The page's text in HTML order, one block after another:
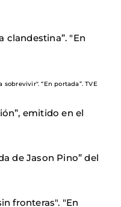
clandestina”. "En
“En portada”. TVE
emitido en el
de Jason Pino” del
fronteras". "En